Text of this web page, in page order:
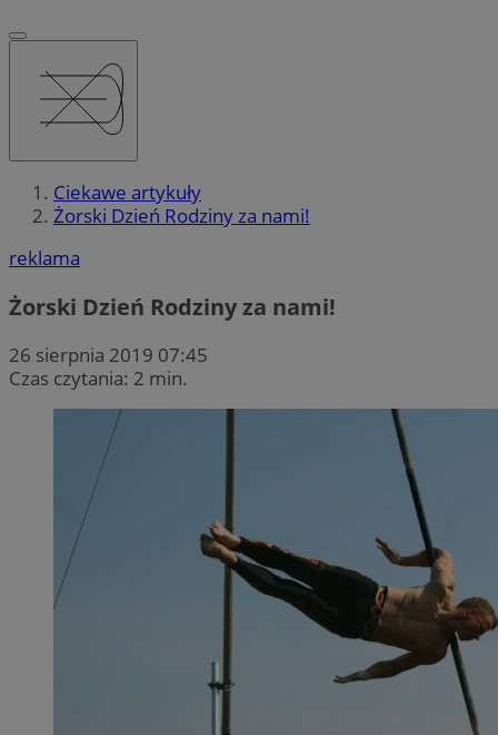
Ciekawe artykuły
Żorski Dzień Rodziny za nami!
reklama
Żorski Dzień Rodziny za nami!
26 sierpnia 2019 07:45
Czas czytania: 2 min.